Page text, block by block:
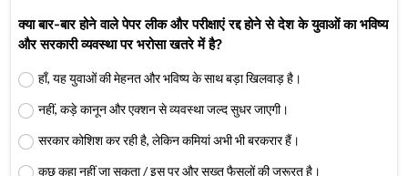
क्या बार-बार होने वाले पेपर लीक और परीक्षाएं रद्द होने से देश के युवाओं का भविष्य
और सरकारी व्यवस्था पर भरोसा खतरे में है?
हाँ, यह युवाओं की मेहनत और भविष्य के साथ बड़ा खिलवाड़ है।
नहीं, कड़े कानून और एक्शन से व्यवस्था जल्द सुधर जाएगी।
सरकार कोशिश कर रही है, लेकिन कमियां अभी भी बरकरार हैं।
कुछ कहा नहीं जा सकता / इस पर और सख्त फैसलों की जरूरत है।